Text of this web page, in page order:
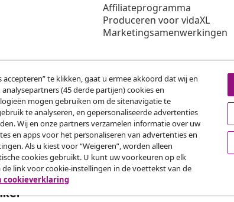
Affiliateprogramma
Produceren voor vidaXL
Marketingsamenwerkingen
accepteren” te klikken, gaat u ermee akkoord dat wij en
(45 derde partijen) cookies en
mogen gebruiken om de sitenavigatie te
te analyseren, en gepersonaliseerde advertenties
Wij en onze partners verzamelen informatie over uw
en apps voor het personaliseren van advertenties en
Als u kiest voor “Weigeren”, worden alleen
cookies gebruikt. U kunt uw voorkeuren op elk
link voor cookie-instellingen in de voettekst van de
cookieverklaring